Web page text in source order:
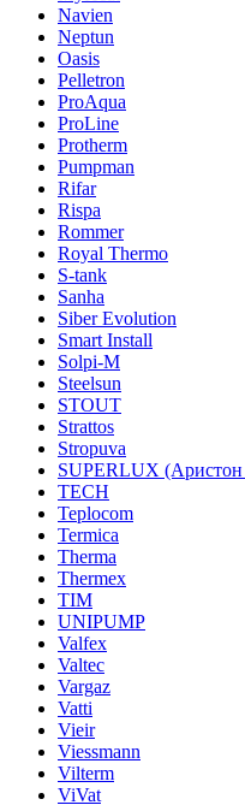
Navien
Neptun
Oasis
Pelletron
ProAqua
ProLine
Protherm
Pumpman
Rifar
Rispa
Rommer
Royal Thermo
S-tank
Sanha
Siber Evolution
Smart Install
Solpi-M
Steelsun
STOUT
Strattos
Stropuva
SUPERLUX
TECH
Teplocom
Termica
Therma
Thermex
TIM
UNIPUMP
Valfex
Valtec
Vargaz
Vatti
Vieir
Viessmann
Vilterm
ViVat